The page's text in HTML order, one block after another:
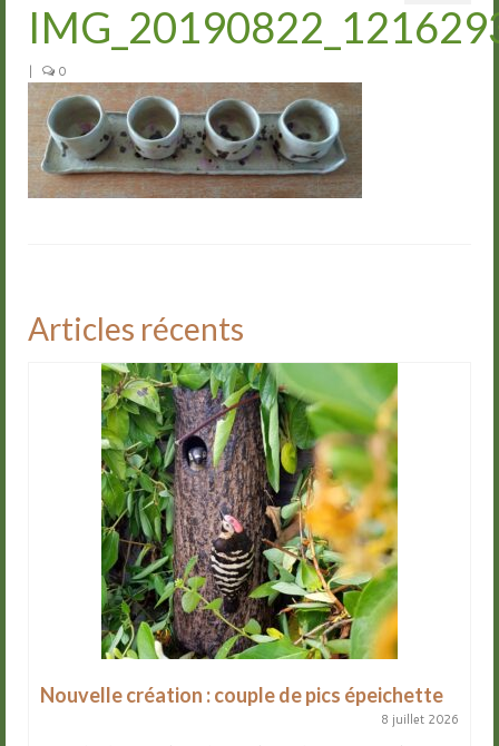
Galerie
Cours de poterie
Groupes
Livre d’or
Contact
| 0
Articles récents
Nouvelle création : couple de pics épeichette
8 juillet 2026